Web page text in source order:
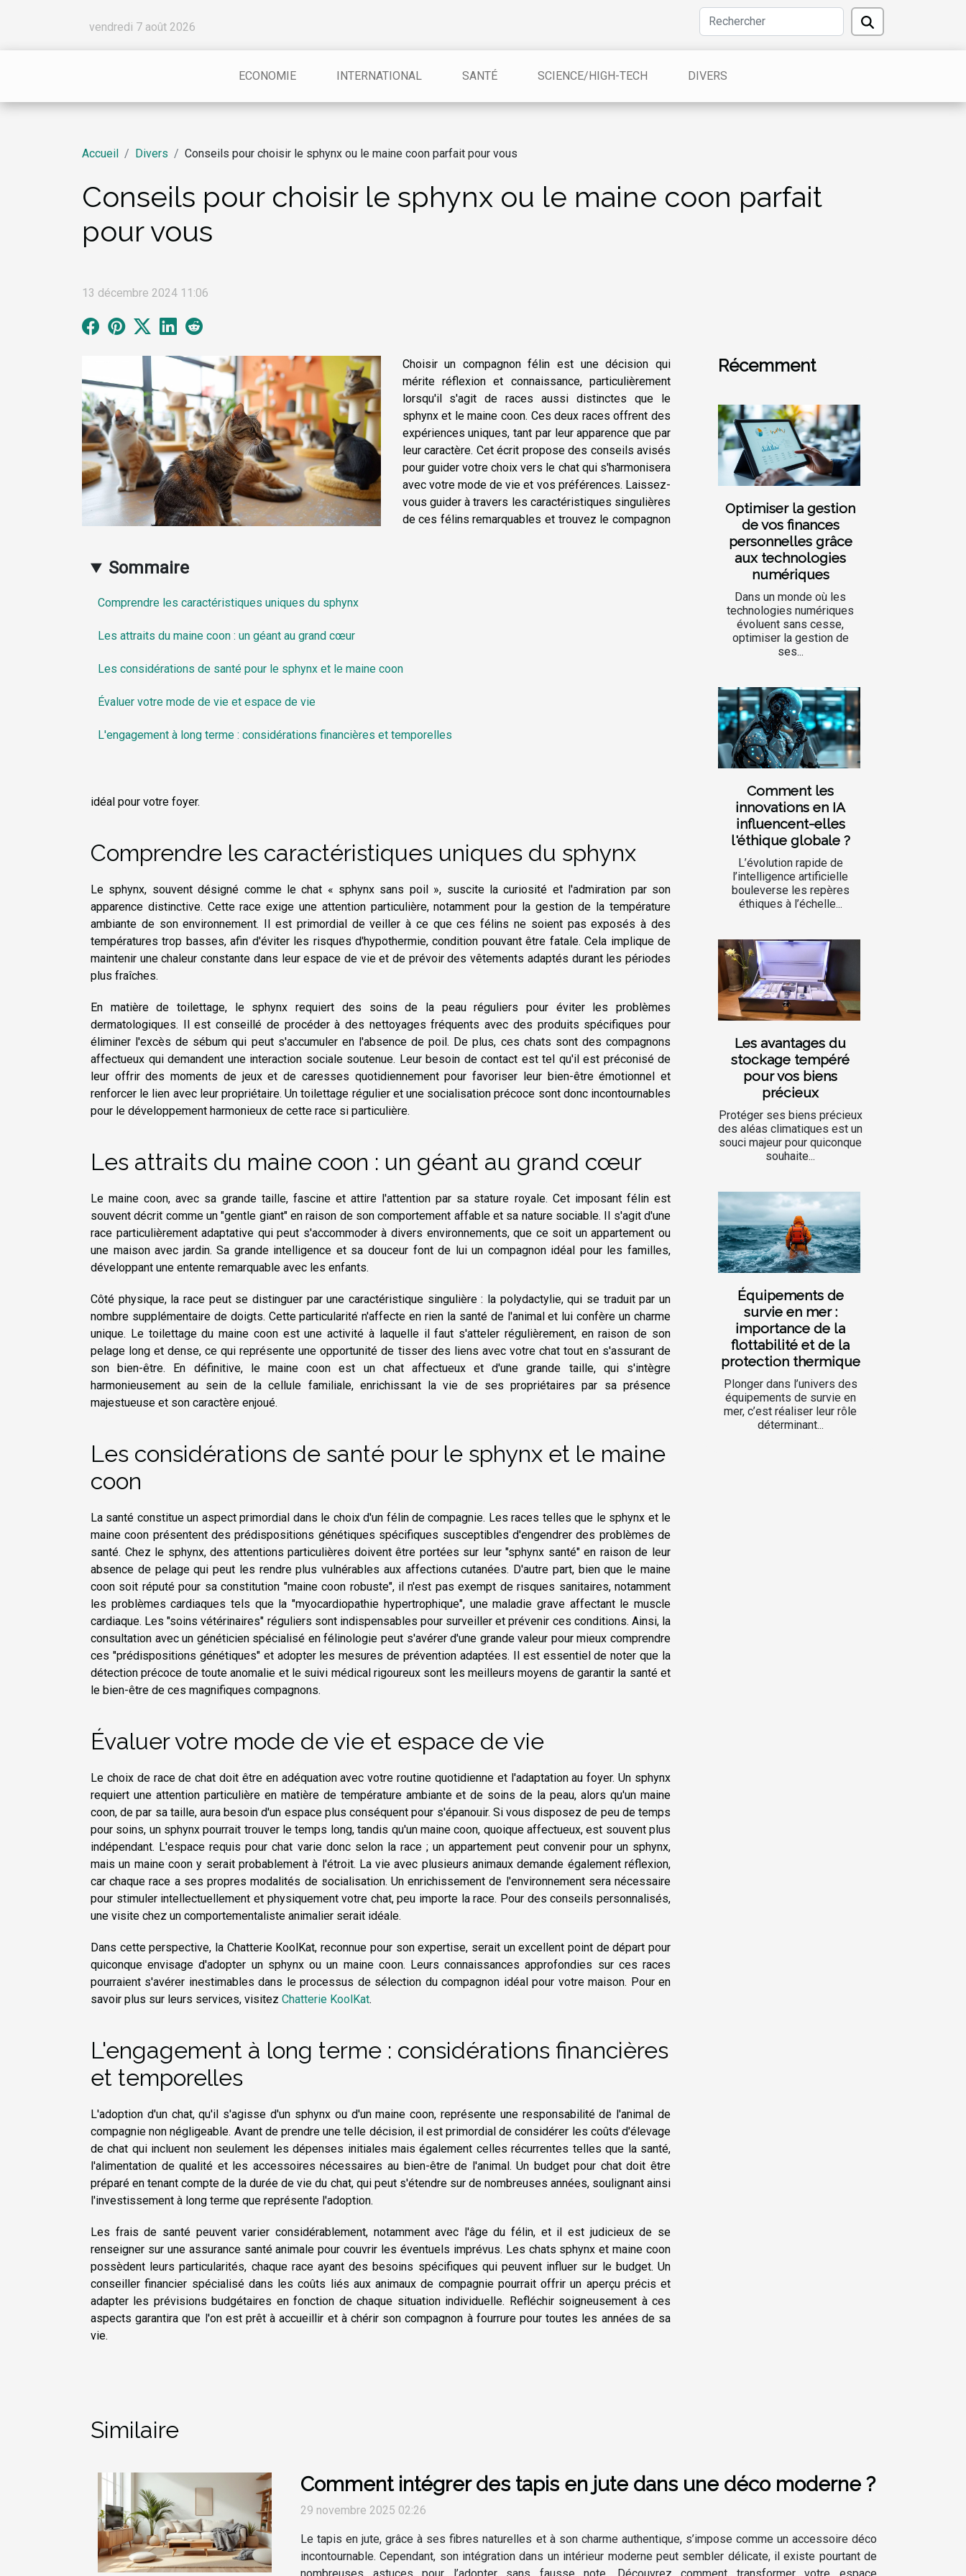
vendredi 7 août 2026
ECONOMIE INTERNATIONAL SANTÉ SCIENCE/HIGH-TECH DIVERS
Accueil Divers Conseils pour choisir le sphynx ou le maine coon parfait pour vous
Conseils pour choisir le sphynx ou le maine coon parfait
pour vous
13 décembre 2024 11:06
Sommaire
Comprendre les caractéristiques uniques du sphynx
Les attraits du maine coon : un géant au grand cœur
Les considérations de santé pour le sphynx et le maine coon
Évaluer votre mode de vie et espace de vie
L'engagement à long terme : considérations financières et temporelles
Choisir un compagnon félin est une décision qui
mérite réflexion et connaissance, particulièrement
lorsqu'il s'agit de races aussi distinctes que le
sphynx et le maine coon. Ces deux races offrent des
expériences uniques, tant par leur apparence que par
leur caractère. Cet écrit propose des conseils avisés
pour guider votre choix vers le chat qui s'harmonisera
avec votre mode de vie et vos préférences. Laissez-
vous guider à travers les caractéristiques singulières
de ces félins remarquables et trouvez le compagnon
idéal pour votre foyer.
Comprendre les caractéristiques uniques du sphynx
Le sphynx, souvent désigné comme le chat « sphynx sans poil », suscite la curiosité et l'admiration par son
apparence distinctive. Cette race exige une attention particulière, notamment pour la gestion de la température
ambiante de son environnement. Il est primordial de veiller à ce que ces félins ne soient pas exposés à des
températures trop basses, afin d'éviter les risques d'hypothermie, condition pouvant être fatale. Cela implique de
maintenir une chaleur constante dans leur espace de vie et de prévoir des vêtements adaptés durant les périodes
plus fraîches.
En matière de toilettage, le sphynx requiert des soins de la peau réguliers pour éviter les problèmes
dermatologiques. Il est conseillé de procéder à des nettoyages fréquents avec des produits spécifiques pour
éliminer l'excès de sébum qui peut s'accumuler en l'absence de poil. De plus, ces chats sont des compagnons
affectueux qui demandent une interaction sociale soutenue. Leur besoin de contact est tel qu'il est préconisé de
leur offrir des moments de jeux et de caresses quotidiennement pour favoriser leur bien-être émotionnel et
renforcer le lien avec leur propriétaire. Un toilettage régulier et une socialisation précoce sont donc incontournables
pour le développement harmonieux de cette race si particulière.
Les attraits du maine coon : un géant au grand cœur
Le maine coon, avec sa grande taille, fascine et attire l'attention par sa stature royale. Cet imposant félin est
souvent décrit comme un "gentle giant" en raison de son comportement affable et sa nature sociable. Il s'agit d'une
race particulièrement adaptative qui peut s'accommoder à divers environnements, que ce soit un appartement ou
une maison avec jardin. Sa grande intelligence et sa douceur font de lui un compagnon idéal pour les familles,
développant une entente remarquable avec les enfants.
Côté physique, la race peut se distinguer par une caractéristique singulière : la polydactylie, qui se traduit par un
nombre supplémentaire de doigts. Cette particularité n'affecte en rien la santé de l'animal et lui confère un charme
unique. Le toilettage du maine coon est une activité à laquelle il faut s'atteler régulièrement, en raison de son
pelage long et dense, ce qui représente une opportunité de tisser des liens avec votre chat tout en s'assurant de
son bien-être. En définitive, le maine coon est un chat affectueux et d'une grande taille, qui s'intègre
harmonieusement au sein de la cellule familiale, enrichissant la vie de ses propriétaires par sa présence
majestueuse et son caractère enjoué.
Les considérations de santé pour le sphynx et le maine
coon
La santé constitue un aspect primordial dans le choix d'un félin de compagnie. Les races telles que le sphynx et le
maine coon présentent des prédispositions génétiques spécifiques susceptibles d'engendrer des problèmes de
santé. Chez le sphynx, des attentions particulières doivent être portées sur leur "sphynx santé" en raison de leur
absence de pelage qui peut les rendre plus vulnérables aux affections cutanées. D'autre part, bien que le maine
coon soit réputé pour sa constitution "maine coon robuste", il n'est pas exempt de risques sanitaires, notamment
les problèmes cardiaques tels que la "myocardiopathie hypertrophique", une maladie grave affectant le muscle
cardiaque. Les "soins vétérinaires" réguliers sont indispensables pour surveiller et prévenir ces conditions. Ainsi, la
consultation avec un généticien spécialisé en félinologie peut s'avérer d'une grande valeur pour mieux comprendre
ces "prédispositions génétiques" et adopter les mesures de prévention adaptées. Il est essentiel de noter que la
détection précoce de toute anomalie et le suivi médical rigoureux sont les meilleurs moyens de garantir la santé et
le bien-être de ces magnifiques compagnons.
Évaluer votre mode de vie et espace de vie
Le choix de race de chat doit être en adéquation avec votre routine quotidienne et l'adaptation au foyer. Un sphynx
requiert une attention particulière en matière de température ambiante et de soins de la peau, alors qu'un maine
coon, de par sa taille, aura besoin d'un espace plus conséquent pour s'épanouir. Si vous disposez de peu de temps
pour soins, un sphynx pourrait trouver le temps long, tandis qu'un maine coon, quoique affectueux, est souvent plus
indépendant. L'espace requis pour chat varie donc selon la race ; un appartement peut convenir pour un sphynx,
mais un maine coon y serait probablement à l'étroit. La vie avec plusieurs animaux demande également réflexion,
car chaque race a ses propres modalités de socialisation. Un enrichissement de l'environnement sera nécessaire
pour stimuler intellectuellement et physiquement votre chat, peu importe la race. Pour des conseils personnalisés,
une visite chez un comportementaliste animalier serait idéale.
Dans cette perspective, la Chatterie KoolKat, reconnue pour son expertise, serait un excellent point de départ pour
quiconque envisage d'adopter un sphynx ou un maine coon. Leurs connaissances approfondies sur ces races
pourraient s'avérer inestimables dans le processus de sélection du compagnon idéal pour votre maison. Pour en
savoir plus sur leurs services, visitez Chatterie KoolKat.
L'engagement à long terme : considérations financières
et temporelles
L'adoption d'un chat, qu'il s'agisse d'un sphynx ou d'un maine coon, représente une responsabilité de l'animal de
compagnie non négligeable. Avant de prendre une telle décision, il est primordial de considérer les coûts d'élevage
de chat qui incluent non seulement les dépenses initiales mais également celles récurrentes telles que la santé,
l'alimentation de qualité et les accessoires nécessaires au bien-être de l'animal. Un budget pour chat doit être
préparé en tenant compte de la durée de vie du chat, qui peut s'étendre sur de nombreuses années, soulignant ainsi
l'investissement à long terme que représente l'adoption.
Les frais de santé peuvent varier considérablement, notamment avec l'âge du félin, et il est judicieux de se
renseigner sur une assurance santé animale pour couvrir les éventuels imprévus. Les chats sphynx et maine coon
possèdent leurs particularités, chaque race ayant des besoins spécifiques qui peuvent influer sur le budget. Un
conseiller financier spécialisé dans les coûts liés aux animaux de compagnie pourrait offrir un aperçu précis et
adapter les prévisions budgétaires en fonction de chaque situation individuelle. Refléchir soigneusement à ces
aspects garantira que l'on est prêt à accueillir et à chérir son compagnon à fourrure pour toutes les années de sa
vie.
Récemment
Optimiser la gestion
de vos finances
personnelles grâce
aux technologies
numériques
Dans un monde où les
technologies numériques
évoluent sans cesse,
optimiser la gestion de
ses...
Comment les
innovations en IA
influencent-elles
l'éthique globale ?
L’évolution rapide de
l’intelligence artificielle
bouleverse les repères
éthiques à l’échelle...
Les avantages du
stockage tempéré
pour vos biens
précieux
Protéger ses biens précieux
des aléas climatiques est un
souci majeur pour quiconque
souhaite...
Équipements de
survie en mer :
importance de la
flottabilité et de la
protection thermique
Plonger dans l’univers des
équipements de survie en
mer, c’est réaliser leur rôle
déterminant...
Similaire
Comment intégrer des tapis en jute dans une déco moderne ?
29 novembre 2025 02:26
Le tapis en jute, grâce à ses fibres naturelles et à son charme authentique, s’impose comme un accessoire déco
incontournable. Cependant, son intégration dans un intérieur moderne peut sembler délicate, il existe pourtant de